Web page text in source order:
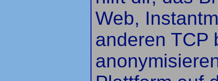
Web,
anderen TCP